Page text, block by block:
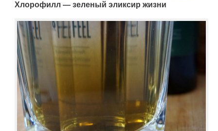
Хлорофилл — зеленый эликсир жизни